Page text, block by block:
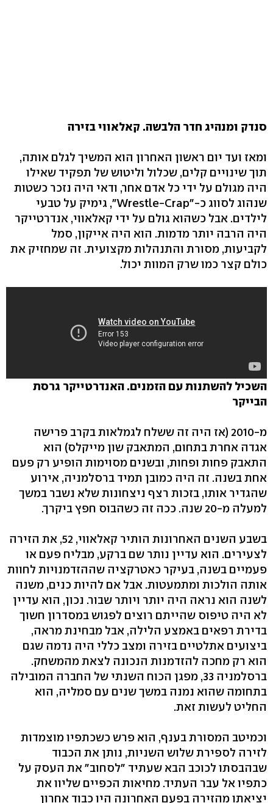
סנדק ומנהיג חדר הלבשה. קאלאווי בזירה
ומאז ועד יום ראשון האחרון הוא המשיך לגלם אותה,
תוך שינויים קלים, שכלול וליטוש של תפקיד שאילו
היה מגולם על ידי כל אדם אחר, ודאי היה נזכר כשטות
שנהוג לסווג כ-"Wrestle-Crap", גימיק על טבעי
לילדים. אבל כשהוא גולם על ידי קאלאווי, אנדרטייקר
היה הרבה יותר מדמות. הוא היה אייקון, סמל
לקביעות, מסורת והתנהלות מקצועית. זה שמחזיק את
כולם קצר כמו שרק המוות יכול.
השכיל להשתנות עם הזמנים. האנדרטייקר גרסת
הבייקר
מ-2010 (אז היה זה ששלח לגמלאות בקרב פרישה
אגדה אחרת בתחום, המתאבק שון מייקלס) הוא
התאבק פחות ופחות, ובשנים מסוימות הופיע רק פעם
אחת בשנה. זה היה כמובן תמיד ברסלמניה, אירוע
שהגדיר אותו, בזכות רצף ניצחונות שלא נשבר במשך
למעלה מ-20 שנה. ככה זה כשהבוס חפץ ביקרך.
בשבע השנים האחרונות הותיר קאלאווי, 52, את הזירה
לצעירים. הוא עדיין נותר שם ברקע, מבליח פעם או
פעמיים בשנה, בעיקר כאטרקציה שההזדמנויות לחוות
אותה הולכות ומתמעטות. אבל אם להיות כנים, משנה
לשנה הוא נראה היה יותר ויותר שבור. נכון, הוא עדיין
לא היה טיפוס שהייתם רוצים לפגוש במסדרון חשוך
בדירת רפאים באמצע הלילה, אבל מבחינת מראה,
ביצועים אתלטיים בזירה ומצב כללי היה נדמה שגם
הוא רק מחכה להזדמנות הנכונה לצאת מהמשחק.
ברסלמניה 33, מפגן הכוח השנתי של החברה המובילה
בתחומה שהוא נמנה במשך שנים עם סמליה, הוא
החליט לעשות זאת.
וכמיטב המסורת בענף, הוא פרש כשכתפיו מוצמדות
לזירה לספירת שלוש השניות, נותן את הכבוד
שבהבסתו לכוכב הבא שעתיד "לסחוב" את העסק על
כתפיו אל עבר העתיד. מחיאות הכפיים שליוו את
יציאתו מהזירה בפעם האחרונה היו כבוד אחרון